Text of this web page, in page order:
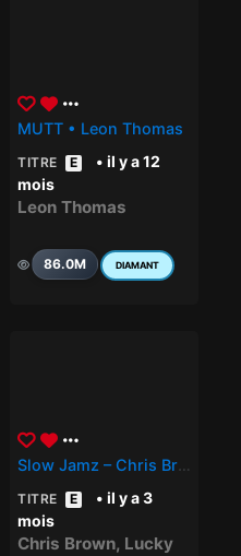
MUTT • Leon Thomas
TITRE E
• il y a 12
mois
Leon Thomas
86.0M DIAMANT
Slow Jamz – Chris Brown, Lucky Daye
TITRE E
• il y a 3
mois
Chris Brown, Lucky